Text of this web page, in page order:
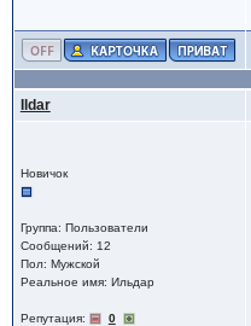
Ildar
Новичок
Группа: Пользователи
Сообщений: 12
Пол: Мужской
Реальное имя: Ильдар
Репутация: 0